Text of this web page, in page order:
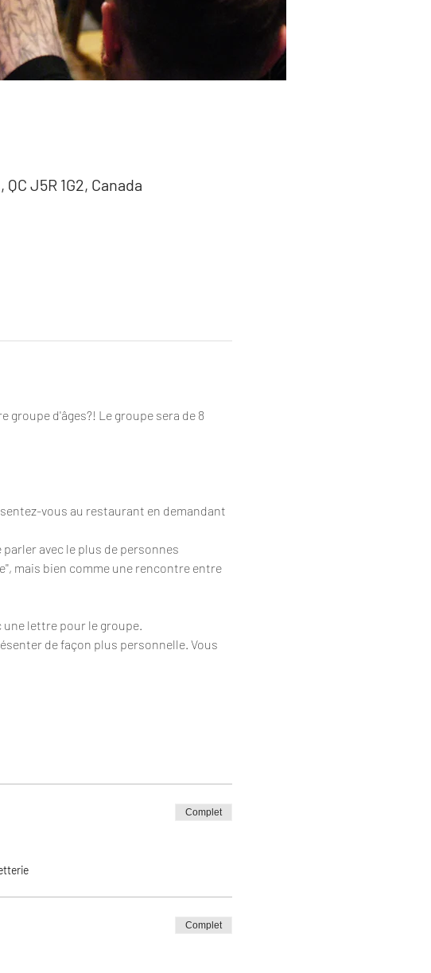
J5R 1G2, Canada
d'âges?! Le groupe sera de 8
vous au restaurant en demandant
avec le plus de personnes
mais bien comme une rencontre entre
une lettre pour le groupe.
de façon plus personnelle. Vous
Complet
Complet